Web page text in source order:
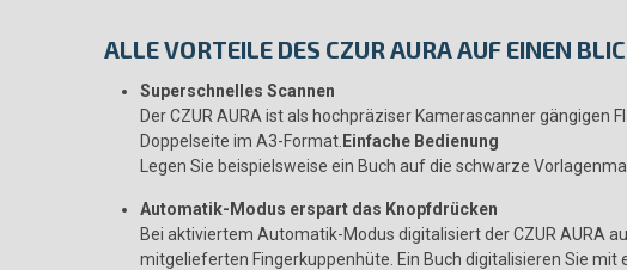
ALLE VORTEILE DES CZUR AURA AUF EINEN
Superschnelles Scannen
Der CZUR AURA ist als hochpräziser Kamerascanner
Doppelseite im A3-Format. Einfache Bedienung
Legen Sie beispielsweise ein Buch auf die schwarze
Automatik-Modus erspart das Knopfdrücken
Bei aktiviertem Automatik-Modus digitalisiert der CZUR AURA
mitgelieferten Fingerkuppenhüte. Ein Buch digitalisieren Sie mit